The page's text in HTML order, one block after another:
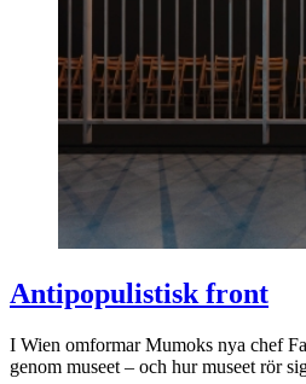
Antipopulistisk front
I Wien omformar Mumoks nya chef
genom museet – och hur museet rör